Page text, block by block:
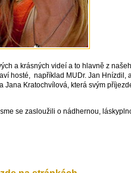
a krásných videí a to hlavně z
hosté, například MUDr. Jan Hnízdil,
Jana Kratochvílová, která svým
se zasloužili o nádhernou,